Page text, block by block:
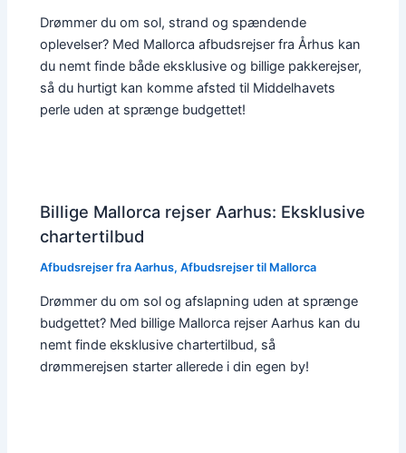
Drømmer du om sol, strand og spændende
oplevelser? Med Mallorca afbudsrejser fra Århus kan
du nemt finde både eksklusive og billige pakkerejser,
så du hurtigt kan komme afsted til Middelhavets
perle uden at sprænge budgettet!
Billige Mallorca rejser Aarhus: Eksklusive
chartertilbud
Afbudsrejser fra Aarhus,Afbudsrejser til Mallorca
Drømmer du om sol og afslapning uden at sprænge
budgettet? Med billige Mallorca rejser Aarhus kan du
nemt finde eksklusive chartertilbud, så
drømmerejsen starter allerede i din egen by!